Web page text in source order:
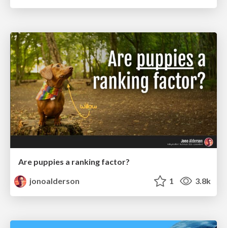
Are puppies a ranking factor?
jonoalderson
1 3.8k